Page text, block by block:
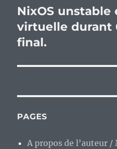
Publication
suivante :
NixOS unstable
virtuelle durant
final.
PAGES
A propos de l’auteur